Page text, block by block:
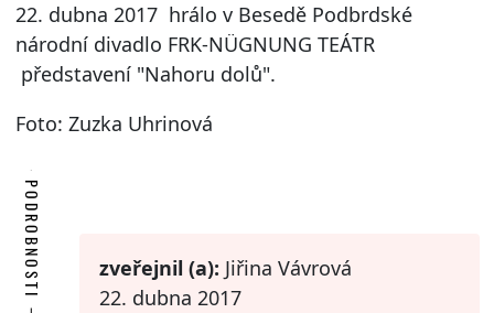
22. dubna 2017 hrálo v Besedě Podbrdské
národní divadlo FRK-NÜGNUNG TEÁTR
představení "Nahoru dolů".
Foto: Zuzka Uhrinová
PODROBNOSTI zveřejnil (a): Jiřina Vávrová
22. dubna 2017